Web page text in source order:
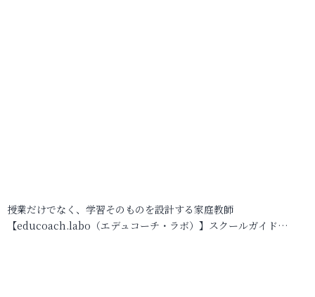
授業だけでなく、学習そのものを設計する家庭教師
【educoach.labo（エデュコーチ・ラボ）】スクールガイド…